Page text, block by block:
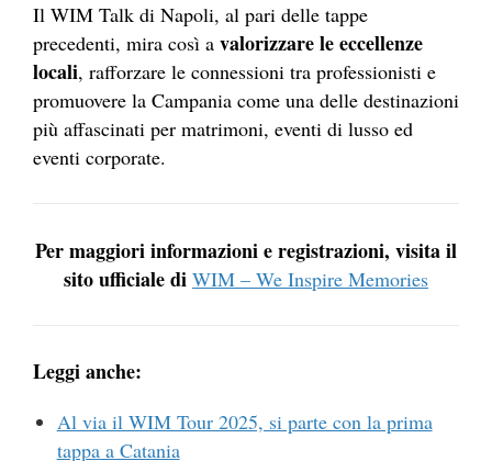
Il WIM Talk di Napoli, al pari delle tappe
precedenti, mira così a valorizzare le eccellenze
locali, rafforzare le connessioni tra professionisti e
promuovere la Campania come una delle destinazioni
più affascinati per matrimoni, eventi di lusso ed
eventi corporate.
Per maggiori informazioni e registrazioni, visita il
sito ufficiale di WIM – We Inspire Memories
Leggi anche:
Al via il WIM Tour 2025, si parte con la prima
tappa a Catania